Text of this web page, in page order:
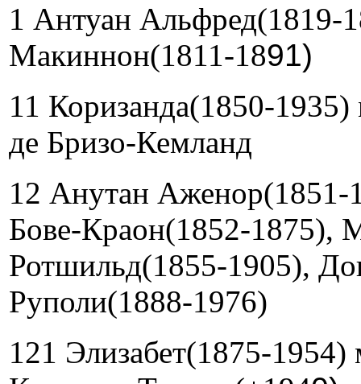
1 Антуан
Макиннон(1811-1891)
11 Коризанда(1850-
де Бризо-Кемланд
12 Анутан Аженор(1851-
Бове-Краон(1852-1875),
Ротшильд(1855-1905),
Руполи(1888-1976)
121 Элизабет(1875-